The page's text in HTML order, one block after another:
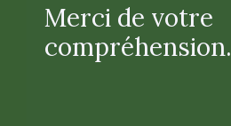
Merci de votre
compréhension.